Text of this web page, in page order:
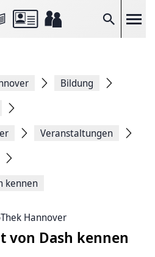
Suche
Bildung
Veranstaltungen
kennen
Hannover
von Dash kennen